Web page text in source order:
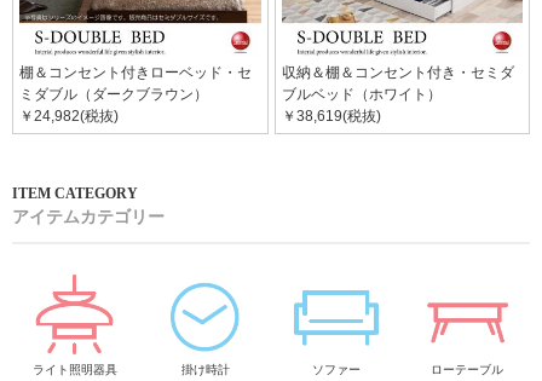
棚＆コンセント付きローベッド・セ
ミダブル（ダークブラウン）
￥24,982(税抜)
収納＆棚＆コンセント付き・セミダ
ブルベッド（ホワイト）
￥38,619(税抜)
アイテムカテゴリー
ライト照明器具 掛け時計 ソファー ローテーブル